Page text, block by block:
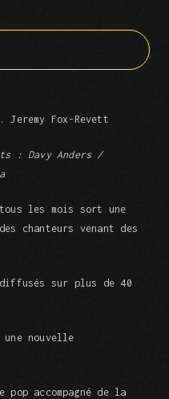
Fox-Revett
: Davy Anders /
tous les mois sort une
chanteurs venant des
sur plus de 40
une nouvelle
accompagné de la